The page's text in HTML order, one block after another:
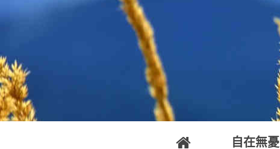
自在無憂